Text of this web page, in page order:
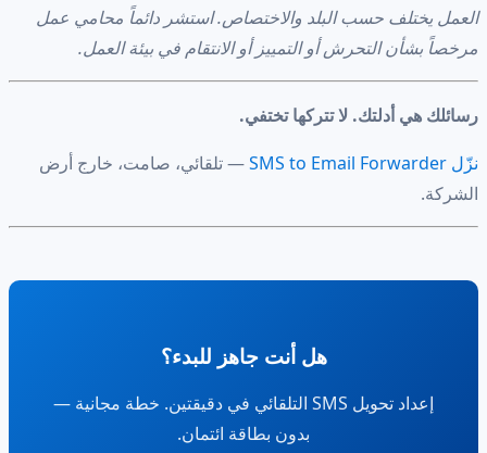
العمل يختلف حسب البلد والاختصاص. استشر دائماً محامي عمل
مرخصاً بشأن التحرش أو التمييز أو الانتقام في بيئة العمل.
رسائلك هي أدلتك. لا تتركها تختفي.
نزّل SMS to Email Forwarder
— تلقائي، صامت، خارج أرض
الشركة.
هل أنت جاهز للبدء؟
إعداد تحويل SMS التلقائي في دقيقتين. خطة مجانية —
بدون بطاقة ائتمان.